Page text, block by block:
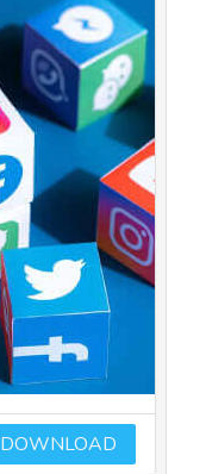
DOWNLOAD